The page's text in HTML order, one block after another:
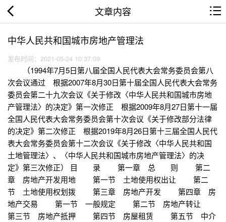
文章内容
中华人民共和国城市房地产管理法
发布时间：2021-05-24 10:37:09
（1994年7月5日第八届全国人民代表大会常务委员会第八
次会议通过 根据2007年8月30日第十届全国人民代表大会常务
委员会第二十九次会议《关于修改〈中华人民共和国城市房地
产管理法〉的决定》第一次修正 根据2009年8月27日第十一届
全国人民代表大会常务委员会第十次会议《关于修改部分法律
的决定》第二次修正 根据2019年8月26日第十三届全国人民代
表大会常务委员会第十二次会议《关于修改〈中华人民共和国
土地管理法〉、〈中华人民共和国城市房地产管理法〉的决
定》第三次修正） 目 录 第一章 总 则 第二
章 房地产开发用地 第一节 土地使用权出让 第二
节 土地使用权划拨 第三章 房地产开发 第四章 房
地产交易 第一节 一般规定 第二节 房地产转让
第三节 房地产抵押 第四节 房屋租赁 第五节 中介